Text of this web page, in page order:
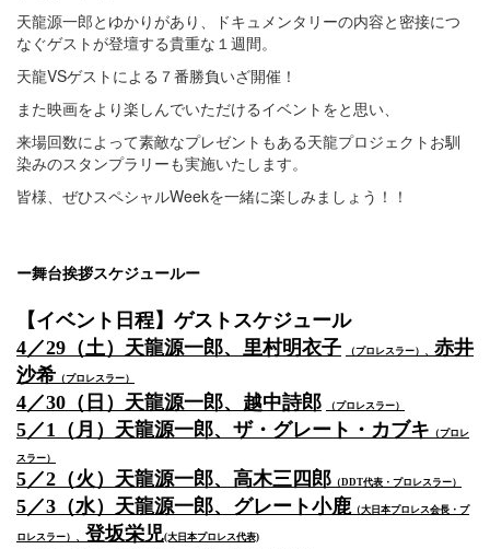
天龍源一郎とゆかりがあり、ドキュメンタリーの内容と密接につ
なぐゲストが登壇する貴重な１週間。
天龍VSゲストによる７番勝負いざ開催！
また映画をより楽しんでいただけるイベントをと思い、
来場回数によって素敵なプレゼントもある天龍プロジェクトお馴
染みのスタンプラリーも実施いたします。
皆様、ぜひスペシャルWeekを一緒に楽しみましょう！！
ー舞台挨拶スケジュールー
【イベント日程】ゲストスケジュール
4／29（土）天龍源一郎、里村明衣子
（プロレスラー）、 赤井
沙希 （プロレスラー）
4／30（日）天龍源一郎、越中詩郎 （プロレスラー）
5／1（月）天龍源一郎、ザ・グレート・カブキ （プロレ
スラー）
5／2（火）天龍源一郎、高木三四郎 （DDT代表・プロレスラー）
5／3（水）天龍源一郎、グレート小鹿（大日本プロレス会長・プ
ロレスラー）、 登坂栄児(大日本プロレス代表)